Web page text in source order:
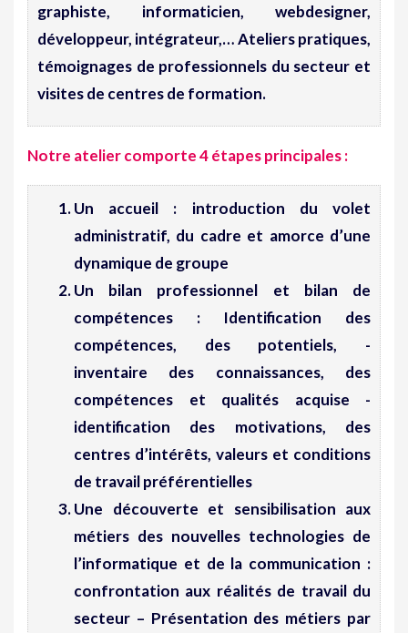
graphiste, informaticien, webdesigner,
développeur, intégrateur,… Ateliers pratiques,
témoignages de professionnels du secteur et
visites de centres de formation.
Notre atelier comporte 4 étapes principales:
Un accueil : introduction du volet
administratif, du cadre et amorce d’une
dynamique de groupe
Un bilan professionnel et bilan de
compétences : Identification des
compétences, des potentiels, -
inventaire des connaissances, des
compétences et qualités acquise -
identification des motivations, des
centres d’intérêts, valeurs et conditions
de travail préférentielles
Une découverte et sensibilisation aux
métiers des nouvelles technologies de
l’informatique et de la communication :
confrontation aux réalités de travail du
secteur – Présentation des métiers par